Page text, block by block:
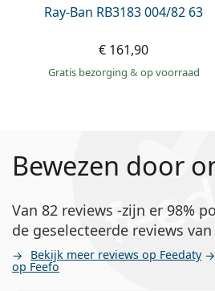
Ray-Ban RB3183 004/82 63
€ 161,90
Gratis bezorging & op voorraad
Bewezen door
Van 82 reviews -zijn er 98%
de geselecteerde reviews
Bekijk meer reviews op Feedaty
op Feefo